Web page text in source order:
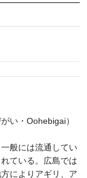
い・Oohebigai）
般には流通してい
ている。広島では
によりアギリ、ア